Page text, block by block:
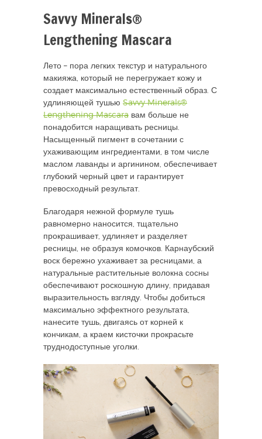
Savvy Minerals®
Lengthening Mascara
Лето – пора легких текстур и натурального
макияжа, который не перегружает кожу и
создает максимально естественный образ. С
удлиняющей тушью Savvy Minerals®
Lengthening Mascara вам больше не
понадобится наращивать ресницы.
Насыщенный пигмент в сочетании с
ухаживающим ингредиентами, в том числе
маслом лаванды и аргинином, обеспечивает
глубокий черный цвет и гарантирует
превосходный результат.
Благодаря нежной формуле тушь
равномерно наносится, тщательно
прокрашивает, удлиняет и разделяет
ресницы, не образуя комочков. Карнаубский
воск бережно ухаживает за ресницами, а
натуральные растительные волокна сосны
обеспечивают роскошную длину, придавая
выразительность взгляду. Чтобы добиться
максимально эффектного результата,
нанесите тушь, двигаясь от корней к
кончикам, а краем кисточки прокрасьте
труднодоступные уголки.